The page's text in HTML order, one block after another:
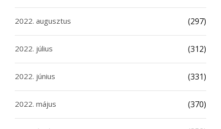
2022. augusztus (297)
2022. július (312)
2022. június (331)
2022. május (370)